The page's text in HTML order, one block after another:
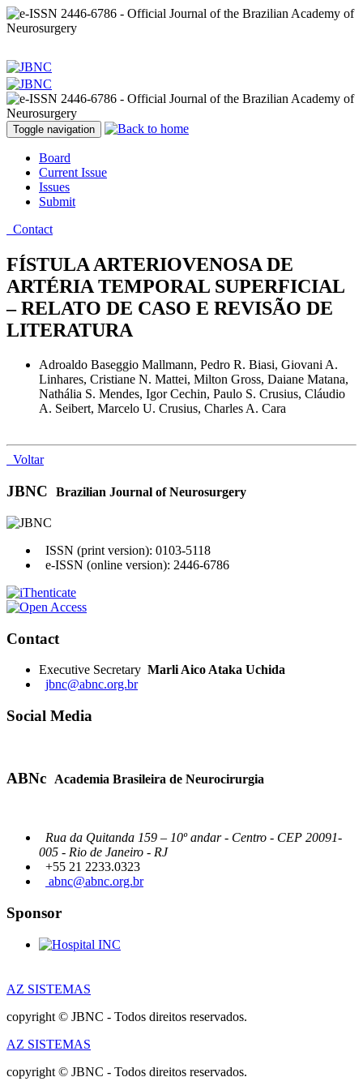
Toggle navigation
Board
Current Issue
Issues
Submit
Contact
FÍSTULA ARTERIOVENOSA DE
ARTÉRIA TEMPORAL SUPERFICIAL
– RELATO DE CASO E REVISÃO DE
LITERATURA
Adroaldo Baseggio Mallmann, Pedro R. Biasi, Giovani A.
Linhares, Cristiane N. Mattei, Milton Gross, Daiane Matana,
Nathália S. Mendes, Igor Cechin, Paulo S. Crusius, Cláudio
A. Seibert, Marcelo U. Crusius, Charles A. Cara
Voltar
JBNC Brazilian Journal of Neurosurgery
ISSN (print version): 0103-5118
e-ISSN (online version): 2446-6786
Contact
Executive Secretary Marli Aico Ataka Uchida
jbnc@abnc.org.br
Social Media
ABNc Academia Brasileira de Neurocirurgia
Rua da Quitanda 159 – 10º andar - Centro - CEP 20091-
005 - Rio de Janeiro - RJ
+55 21 2233.0323
abnc@abnc.org.br
Sponsor
AZ SISTEMAS
copyright © JBNC - Todos direitos reservados.
AZ SISTEMAS
copyright © JBNC - Todos direitos reservados.